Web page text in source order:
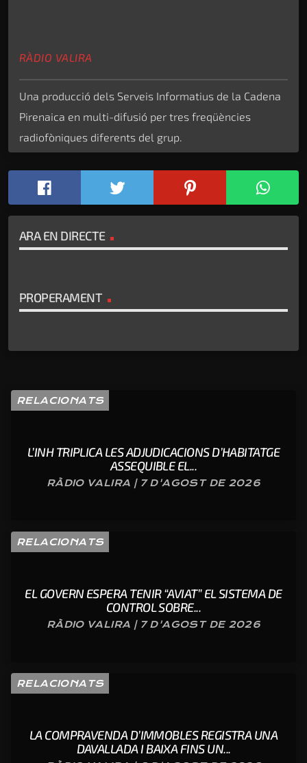
RÀDIO VALIRA
Una producció dels Serveis Informatius de la Cadena
Pirenaica en multi-difusió per tres freqüències
radiofòniques diferents del grup.
ARA EN DIRECTE
PROPERAMENT
RELACIONATS
L’INH TRIPLICA LES ADJUDICACIONS D’HABITATGE
ASSEQUIBLE EL...
RÀDIO VALIRA | 7 D'AGOST DE 2026
RELACIONATS
EL GOVERN ESPERA TENIR “AVIAT” EL SISTEMA DE
CONTROL SOBRE...
RÀDIO VALIRA | 7 D'AGOST DE 2026
RELACIONATS
LA COMPRAVENDA D’IMMOBLES REGISTRA UNA
DAVALLADA I BAIXA FINS UN...